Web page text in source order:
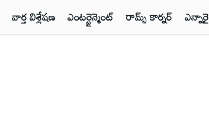
వార్త విశ్లేషణ ఎంటర్టైన్మెంట్ రామ్స్ కార్నర్ ఎన్నారై